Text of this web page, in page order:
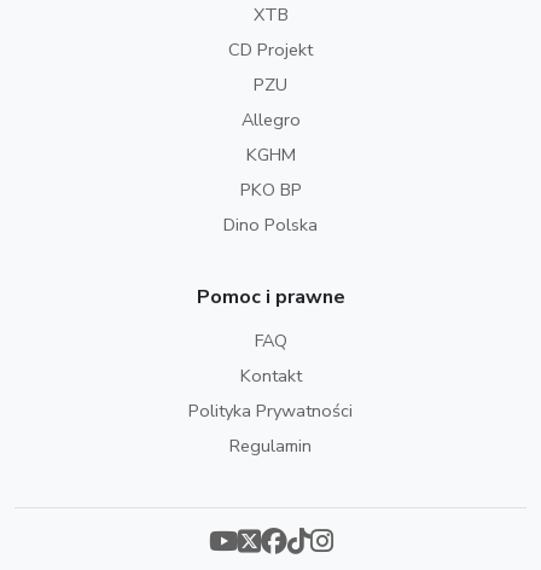
XTB
CD Projekt
PZU
Allegro
KGHM
PKO BP
Dino Polska
Pomoc i prawne
FAQ
Kontakt
Polityka Prywatności
Regulamin